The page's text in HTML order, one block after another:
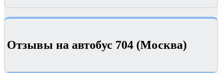
Отзывы на автобус 704 (Москва)